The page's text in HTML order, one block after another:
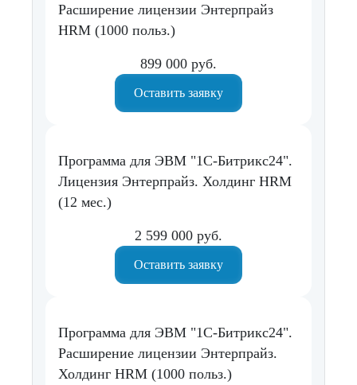
Расширение лицензии Энтерпрайз
HRM (1000 польз.)
899 000 руб.
Оставить заявку
Программа для ЭВМ "1С-Битрикс24".
Лицензия Энтерпрайз. Холдинг HRM
(12 мес.)
2 599 000 руб.
Оставить заявку
Программа для ЭВМ "1С-Битрикс24".
Расширение лицензии Энтерпрайз.
Холдинг HRM (1000 польз.)